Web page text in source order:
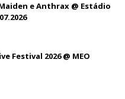
e Anthrax @ Estádio
Festival 2026 @ MEO